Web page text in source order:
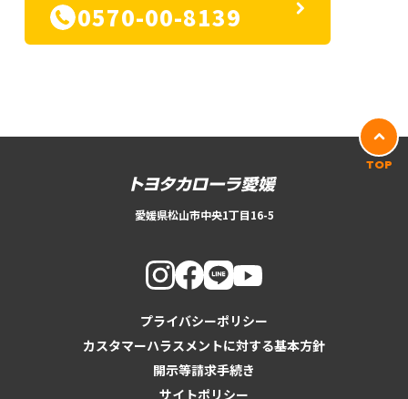
0570-00-8139
愛媛県松山市中央1丁目16-5
プライバシーポリシー
カスタマーハラスメントに対する基本方針
開示等請求手続き
サイトポリシー
TOP